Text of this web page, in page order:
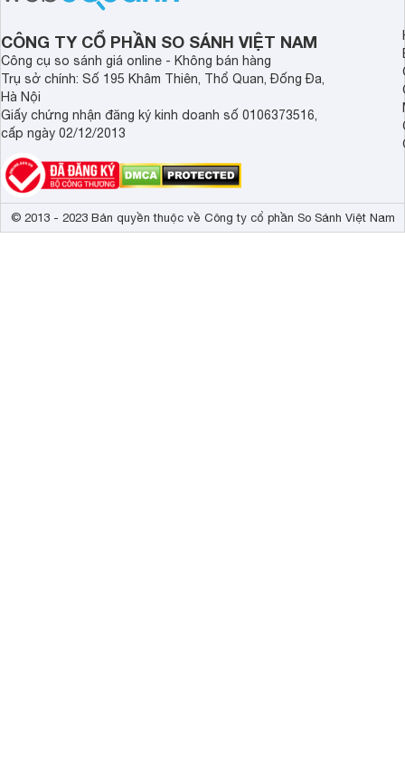
Demax, Hubert và
CÔNG TY CỔ PHẦN SO SÁNH VIỆT NAM
Công cụ so sánh giá online - Không bán hàng
Trụ sở chính: Số 195 Khâm Thiên, Thổ Quan, Đống Đa,
Hà Nội
Giấy chứng nhận đăng ký kinh doanh số 0106373516,
cấp ngày 02/12/2013
© 2013 - 2023 Bản quyền thuộc về Công ty cổ phần So Sánh Việt Nam